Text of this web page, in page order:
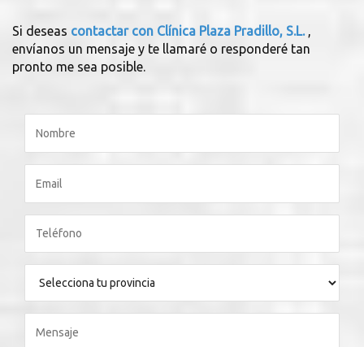
Si deseas contactar con Clínica Plaza Pradillo, S.L. ,
envíanos un mensaje y te llamaré o responderé tan
pronto me sea posible.